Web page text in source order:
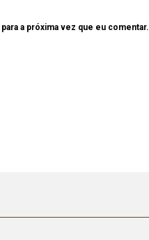
a próxima vez que eu comentar.